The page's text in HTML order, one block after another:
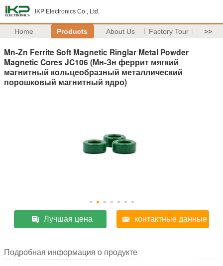
IKP Electronics Co., Ltd.
Home Products About Us Factory Tour >>
Mn-Zn Ferrite Soft Magnetic Ringlar Metal Powder
Magnetic Cores JC106 (Мн-Зн феррит мягкий
магнитный кольцеобразный металлический
порошковый магнитный ядро)
Лучшая цена контактные данные
Подробная информация о продукте